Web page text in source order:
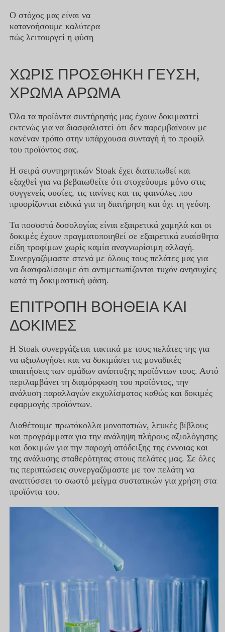
Ο στόχος μας είναι να
κατανοήσουμε καλύτερα
πώς λειτουργεί η φύση
ΧΩΡΙΣ ΠΡΟΣΘΗΚΗ ΓΕΥΣΗ,
ΧΡΩΜΑ ΑΡΩΜΑ
Όλα τα προϊόντα συντήρησής μας έχουν δοκιμαστεί
εκτενώς για να διασφαλιστεί ότι δεν παρεμβαίνουν με
κανέναν τρόπο στην υπάρχουσα συνταγή ή το προφίλ
του προϊόντος σας.
Η σειρά συντηρητικών Stoak έχει διατυπωθεί και
εξαχθεί για να βεβαιωθείτε ότι στοχεύουμε μόνο στις
συγγενείς ουσίες, τις τανίνες και τις φαινόλες που
προορίζονται ειδικά για τη διατήρηση και όχι τη γεύση.
Τα ποσοστά δοσολογίας είναι εξαιρετικά χαμηλά και οι
δοκιμές έχουν πραγματοποιηθεί σε εξαιρετικά ευαίσθητα
είδη τροφίμων χωρίς καμία αναγνωρίσιμη αλλαγή.
Συνεργαζόμαστε στενά με όλους τους πελάτες μας για
να διασφαλίσουμε ότι αντιμετωπίζονται τυχόν ανησυχίες
κατά τη δοκιμαστική φάση.
ΕΠΙΤΡΟΠΗ ΒΟΗΘΕΙΑ ΚΑΙ
ΔΟΚΙΜΕΣ
Η Stoak συνεργάζεται τακτικά με τους πελάτες της για
να αξιολογήσει και να δοκιμάσει τις μοναδικές
απαιτήσεις των ομάδων ανάπτυξης προϊόντων τους. Αυτό
περιλαμβάνει τη διαμόρφωση του προϊόντος, την
ανάλυση παραλλαγών εκχυλίσματος καθώς και δοκιμές
εφαρμογής προϊόντων.
Διαθέτουμε πρωτόκολλα μονοπατιών, λευκές βίβλους
και προγράμματα για την ανάληψη πλήρους αξιολόγησης
και δοκιμών για την παροχή απόδειξης της έννοιας και
της ανάλυσης σταθερότητας στους πελάτες μας. Σε όλες
τις περιπτώσεις συνεργαζόμαστε με τον πελάτη να
αναπτύσσει το σωστό μείγμα συστατικών για χρήση στα
προϊόντα του.